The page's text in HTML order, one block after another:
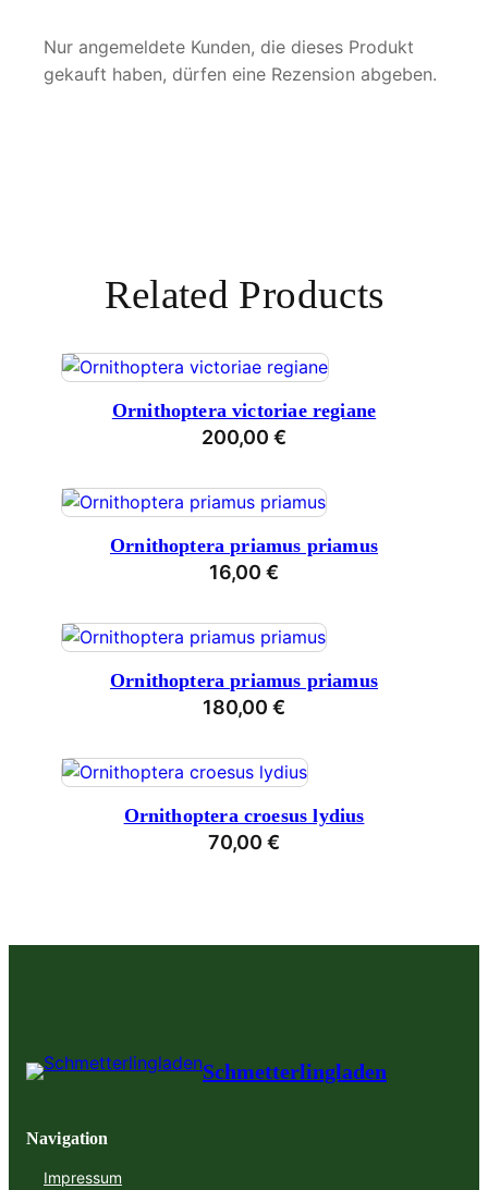
Nur angemeldete Kunden, die dieses Produkt
gekauft haben, dürfen eine Rezension abgeben.
Related Products
Ornithoptera victoriae regiane
200,00 €
Ornithoptera priamus priamus
16,00 €
Ornithoptera priamus priamus
180,00 €
Ornithoptera croesus lydius
70,00 €
Schmetterlingladen
Navigation
Impressum